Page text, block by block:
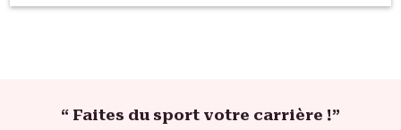
“ Faites du sport votre carrière !”